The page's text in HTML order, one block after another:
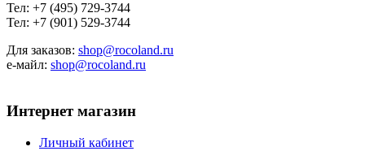
Тел: +7 (495) 729-3744
Тел: +7 (901) 529-3744
Для заказов: shop@rocoland.ru
е-майл: shop@rocoland.ru
Интернет магазин
Личный кабинет